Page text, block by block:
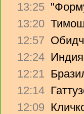
13:25
13:20
12:57
12:24
12:21
12:14
12:09